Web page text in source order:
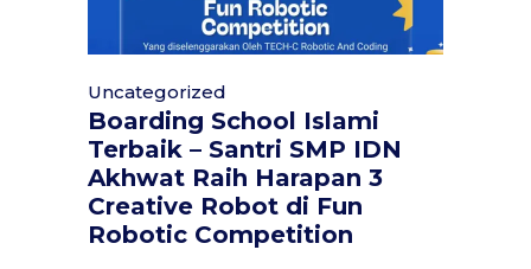
Uncategorized
Boarding School Islami
Terbaik – Santri SMP IDN
Akhwat Raih Harapan 3
Creative Robot di Fun
Robotic Competition